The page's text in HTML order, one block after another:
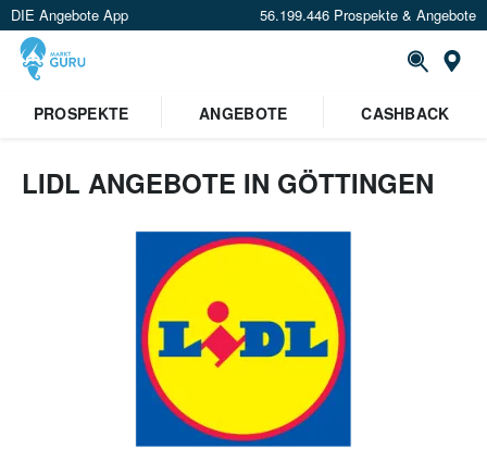
DIE Angebote App 56.199.446 Prospekte & Angebote
PROSPEKTE
ANGEBOTE CASHBACK
LIDL ANGEBOTE IN GÖTTINGEN